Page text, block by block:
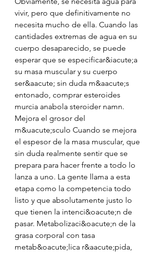
vivir, pero que definitivamente no
necesita mucho de ella. Cuando las
cantidades extremas de agua en su
cuerpo desaparecido, se puede
esperar que se especificar&iacute;a
su masa muscular y su cuerpo
ser&aacute; sin duda m&aacute;s
entonado, comprar esteroides
murcia anabola steroider namn.
Mejora el grosor del
m&uacute;sculo Cuando se mejora
el espesor de la masa muscular, que
sin duda realmente sentir que se
prepara para hacer frente a todo lo
lanza a uno. La gente llama a esta
etapa como la competencia todo
listo y que absolutamente justo lo
que tienen la intenci&oacute;n de
pasar. Metabolizaci&oacute;n de la
grasa corporal con tasa
metab&oacute;lica r&aacute;pida,